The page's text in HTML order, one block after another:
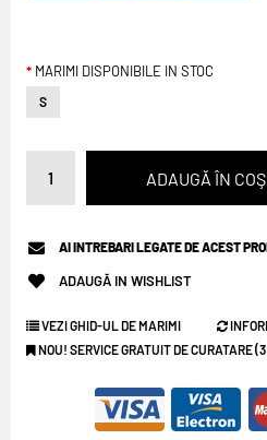
MARIMI DISPONIBILE IN STOC
S
AI INTREBARI LEGATE DE ACEST
ADAUGĂ IN WISHLIST
VEZI GHID-UL DE MARIMI
NOU! SERVICE GRATUIT DE CURATARE